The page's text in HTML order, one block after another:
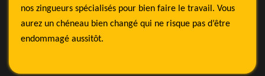
nos zingueurs spécialisés pour bien faire le travail. Vous
aurez un chéneau bien changé qui ne risque pas d’être
endommagé aussitôt.